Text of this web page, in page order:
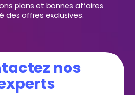
plans et bonnes affaires
des offres exclusives.
nos